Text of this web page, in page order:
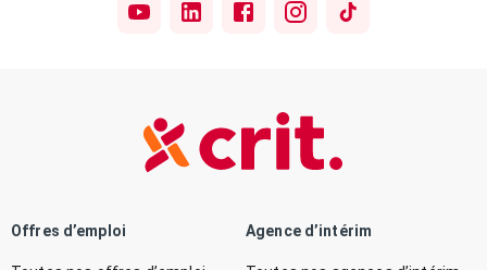
Offres d’emploi Agence d’intérim